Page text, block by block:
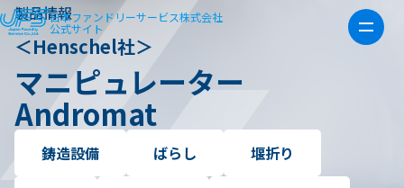
日本ファンドリーサービス株式会社
公式サイト
製品情報
＜Henschel社＞
マニピュレーター
Andromat
鋳造設備 ばらし 堰折り